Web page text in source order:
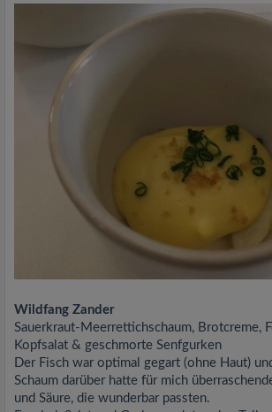
Wildfang Zander
Sauerkraut-Meerrettichschaum, Brotcreme,
Kopfsalat & geschmorte Senfgurken
Der Fisch war optimal gegart (ohne Haut)
Schaum darüber hatte für mich
und Säure, die wunderbar passten.